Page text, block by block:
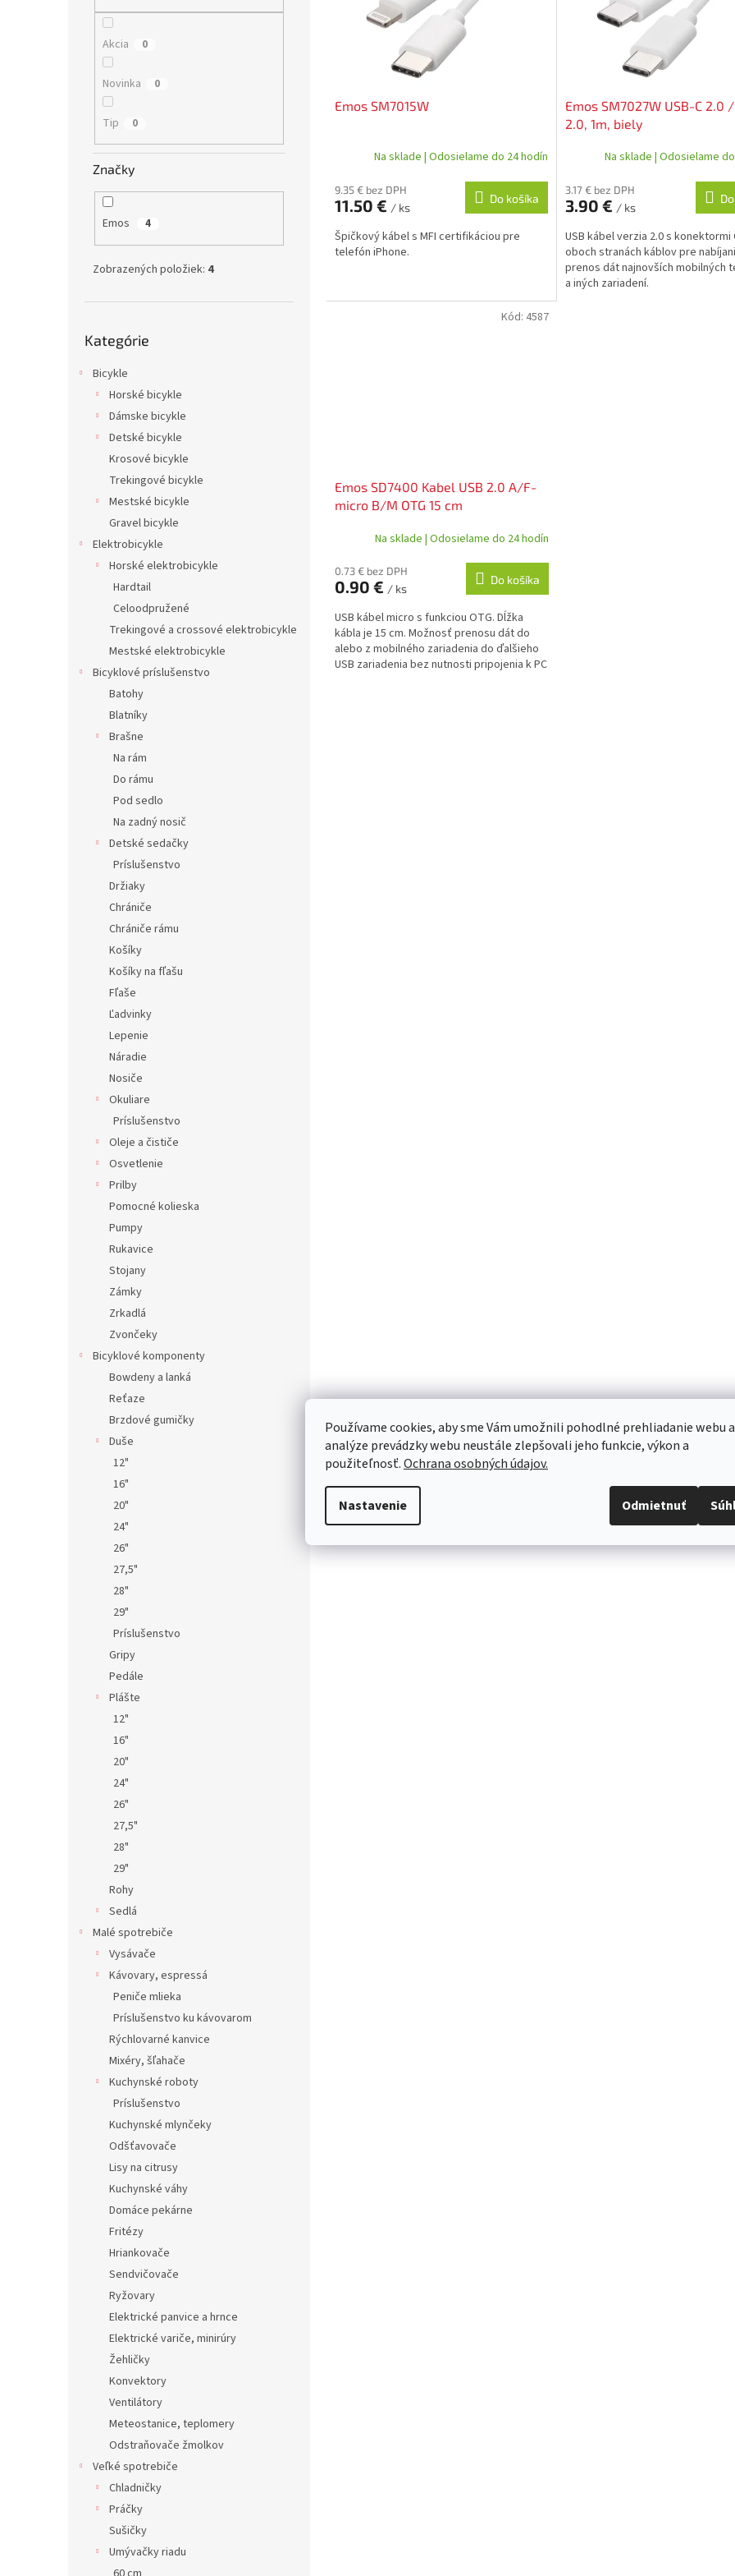
Používame cookies, aby sme Vám umožnili pohodlné prehliadanie webu
analýze prevádzky webu neustále zlepšovali jeho funkcie, výkon a
použiteľnosť.Ochrana osobných údajov.
Nastavenie Odmietnuť
Akcia 0
Novinka 0
Tip 0
Značky
Emos 4
Zobrazených položiek: 4
kategórie
Kategórie
Bicykle
Horské bicykle
Dámske bicykle
Detské bicykle
Krosové bicykle
Trekingové bicykle
Mestské bicykle
Gravel bicykle
Elektrobicykle
Horské elektrobicykle
Hardtail
Celoodpružené
Trekingové a crossové elektrobicykle
Mestské elektrobicykle
Bicyklové príslušenstvo
Batohy
Blatníky
Brašne
Na rám
Do rámu
Pod sedlo
Na zadný nosič
Detské sedačky
Príslušenstvo
Držiaky
Chrániče
Chrániče rámu
Košíky
Košíky na fľašu
Fľaše
Ľadvinky
Lepenie
Náradie
Nosiče
Okuliare
Príslušenstvo
Oleje a čističe
Osvetlenie
Prilby
Pomocné kolieska
Pumpy
Rukavice
Stojany
Zámky
Zrkadlá
Zvončeky
Bicyklové komponenty
Bowdeny a lanká
Reťaze
Brzdové gumičky
Duše
12"
16"
20"
24"
26"
27,5"
28"
29"
Príslušenstvo
Gripy
Pedále
Plášte
12"
16"
20"
24"
26"
27,5"
28"
29"
Rohy
Sedlá
Malé spotrebiče
Vysávače
Kávovary, espressá
Peniče mlieka
Príslušenstvo ku kávovarom
Rýchlovarné kanvice
Mixéry, šľahače
Kuchynské roboty
Príslušenstvo
Kuchynské mlynčeky
Odšťavovače
Lisy na citrusy
Kuchynské váhy
Domáce pekárne
Fritézy
Hriankovače
Sendvičovače
Ryžovary
Elektrické panvice a hrnce
Elektrické variče, minirúry
Žehličky
Konvektory
Ventilátory
Meteostanice, teplomery
Odstraňovače žmolkov
Veľké spotrebiče
Chladničky
Práčky
Sušičky
Umývačky riadu
Emos SM7015W
Na sklade | Odosielame do 24 hodín
9.35 € bez DPH
11.50 € / ks
Do košíka
Špičkový kábel s MFI certifikáciou pre
telefón iPhone.
Emos SM7027W USB-C 2.0
2.0, 1m, biely
Na sklade | Odosielame
3.17 € bez DPH
3.90 € / ks
USB kábel verzia 2.0 s konektormi
oboch stranách káblov pre
prenos dát najnovších mobilných
a iných zariadení.
Emos SD7400 Kabel USB 2.0 A/F-
micro B/M OTG 15 cm
Na sklade | Odosielame do 24 hodín
0.73 € bez DPH
0.90 € / ks
Do košíka
USB kábel micro s funkciou OTG. Dĺžka
kábla je 15 cm. Možnosť prenosu dát do
alebo z mobilného zariadenia do ďalšieho
USB zariadenia bez nutnosti pripojenia k PC
Kód: 4587